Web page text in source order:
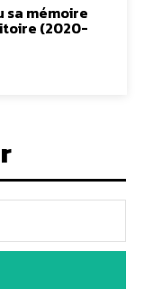
sa mémoire
(2020-